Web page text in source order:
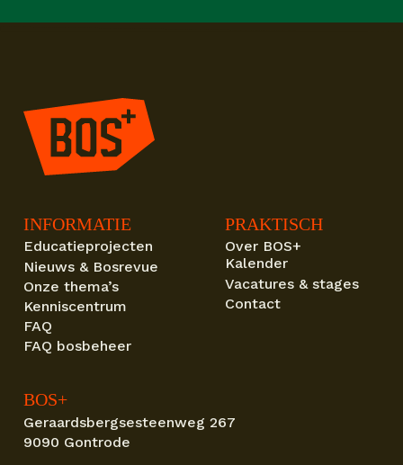
INFORMATIE
Educatieprojecten
Nieuws & Bosrevue
Onze thema’s
Kenniscentrum
FAQ
FAQ bosbeheer
PRAKTISCH
Over BOS+
Kalender
Vacatures & stages
Contact
BOS+
Geraardsbergsesteenweg 267
9090 Gontrode